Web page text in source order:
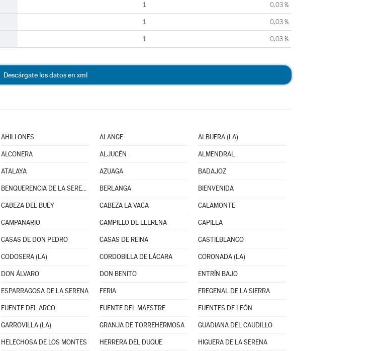
1 0,03 %
1 0,03 %
1 0,03 %
Descárgate los datos en xml
AHILLONES ALANGE ALBUERA (LA)
ALCONERA ALJUCÉN ALMENDRAL
ATALAYA AZUAGA BADAJOZ
BENQUERENCIA DE LA SERENA BERLANGA BIENVENIDA
CABEZA DEL BUEY CABEZA LA VACA CALAMONTE
CAMPANARIO CAMPILLO DE LLERENA CAPILLA
CASAS DE DON PEDRO CASAS DE REINA CASTILBLANCO
CODOSERA (LA) CORDOBILLA DE LÁCARA CORONADA (LA)
DON ÁLVARO DON BENITO ENTRÍN BAJO
ESPARRAGOSA DE LA SERENA FERIA FREGENAL DE LA SIERRA
FUENTE DEL ARCO FUENTE DEL MAESTRE FUENTES DE LEÓN
GARROVILLA (LA) GRANJA DE TORREHERMOSA GUADIANA DEL CAUDILLO
HELECHOSA DE LOS MONTES HERRERA DEL DUQUE HIGUERA DE LA SERENA